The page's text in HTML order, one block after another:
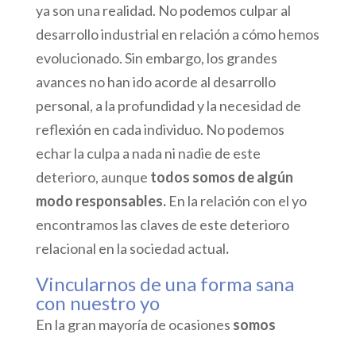
ya son una realidad. No podemos culpar al
desarrollo industrial en relación a cómo hemos
evolucionado. Sin embargo, los grandes
avances no han ido acorde al desarrollo
personal, a la profundidad y la necesidad de
reflexión en cada individuo. No podemos
echar la culpa a nada ni nadie de este
deterioro, aunque todos somos de algún
modo responsables. En la relación con el yo
encontramos las claves de este deterioro
relacional en la sociedad actual.
Vincularnos de una forma sana
con nuestro yo
En la gran mayoría de ocasiones somos